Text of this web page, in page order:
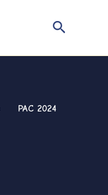
Buscar
PAC 2024